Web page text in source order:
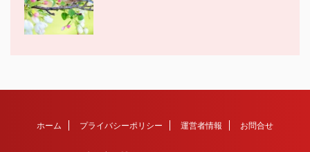
ホーム プライバシーポリシー 運営者情報 お問合せ